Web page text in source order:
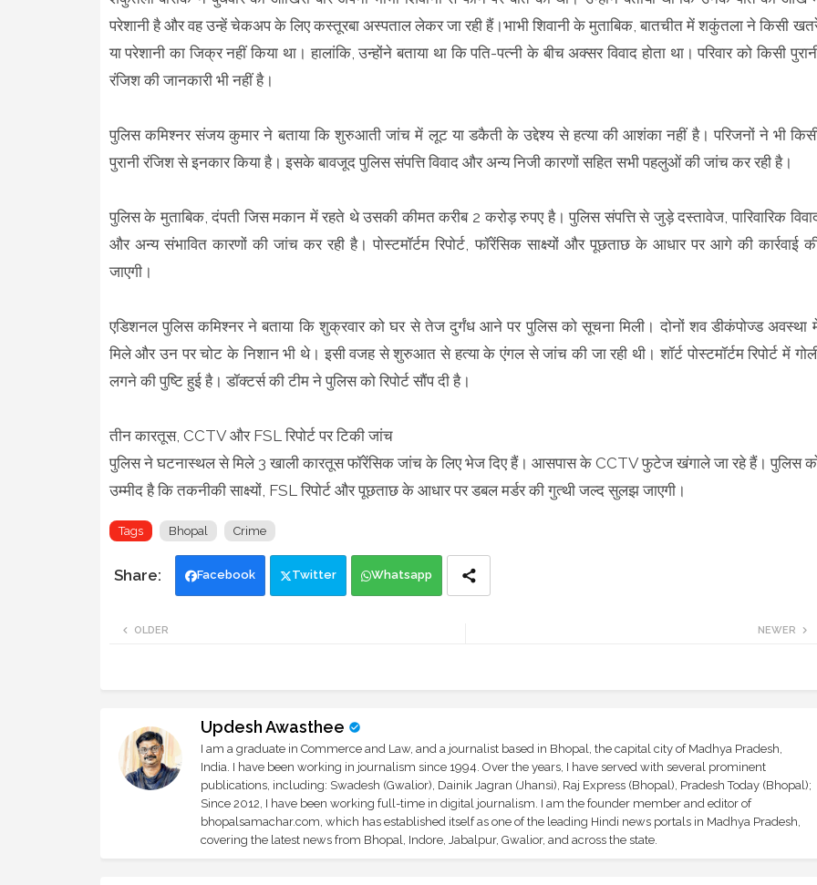
परेशानी है और वह उन्हें चेकअप के लिए कस्तूरबा अस्पताल लेकर जा रही हैं।भाभी शिवानी के मुताबिक, बातचीत में शकुंतला ने किसी
या परेशानी का जिक्र नहीं किया था। हालांकि, उन्होंने बताया था कि पति-पत्नी के बीच अक्सर विवाद होता था। परिवार को किसी
रंजिश की जानकारी भी नहीं है।
पुलिस कमिश्नर संजय कुमार ने बताया कि शुरुआती जांच में लूट या डकैती के उद्देश्य से हत्या की आशंका नहीं है। परिजनों ने भी
पुरानी रंजिश से इनकार किया है। इसके बावजूद पुलिस संपत्ति विवाद और अन्य निजी कारणों सहित सभी पहलुओं की जांच कर रही है।
पुलिस के मुताबिक, दंपती जिस मकान में रहते थे उसकी कीमत करीब 2 करोड़ रुपए है। पुलिस संपत्ति से जुड़े दस्तावेज, पारिवारिक
और अन्य संभावित कारणों की जांच कर रही है। पोस्टमॉर्टम रिपोर्ट, फॉरेंसिक साक्ष्यों और पूछताछ के आधार पर आगे की कार्रवाई
जाएगी।
एडिशनल पुलिस कमिश्नर ने बताया कि शुक्रवार को घर से तेज दुर्गंध आने पर पुलिस को सूचना मिली। दोनों शव डीकंपोज्ड अवस्था
मिले और उन पर चोट के निशान भी थे। इसी वजह से शुरुआत से हत्या के एंगल से जांच की जा रही थी। शॉर्ट पोस्टमॉर्टम रिपोर्ट में
लगने की पुष्टि हुई है। डॉक्टर्स की टीम ने पुलिस को रिपोर्ट सौंप दी है।
तीन कारतूस, CCTV और FSL रिपोर्ट पर टिकी जांच
पुलिस ने घटनास्थल से मिले 3 खाली कारतूस फॉरेंसिक जांच के लिए भेज दिए हैं। आसपास के CCTV फुटेज खंगाले जा रहे हैं। पुलिस
उम्मीद है कि तकनीकी साक्ष्यों, FSL रिपोर्ट और पूछताछ के आधार पर डबल मर्डर की गुत्थी जल्द सुलझ जाएगी।
Tags Bhopal Crime
Facebook Twitter Whatsapp
NEWER
OLDER
Updesh Awasthee
I am a graduate in Commerce and Law, and a journalist based in Bhopal, the capital city of Madhya Pradesh,
India. I have been working in journalism since 1994. Over the years, I have served with several prominent
publications, including: Swadesh (Gwalior), Dainik Jagran (Jhansi), Raj Express (Bhopal), Pradesh Today (Bhopal);
Since 2012, I have been working full-time in digital journalism. I am the founder member and editor of
bhopalsamachar.com, which has established itself as one of the leading Hindi news portals in Madhya Pradesh,
covering the latest news from Bhopal, Indore, Jabalpur, Gwalior, and across the state.